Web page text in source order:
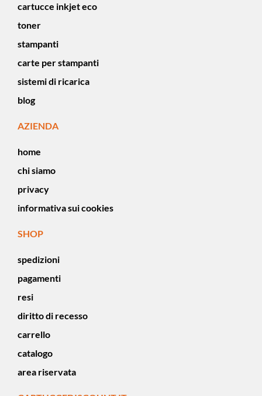
cartucce inkjet eco
toner
stampanti
carte per stampanti
sistemi di ricarica
blog
AZIENDA
home
chi siamo
privacy
informativa sui cookies
SHOP
spedizioni
pagamenti
resi
diritto di recesso
carrello
catalogo
area riservata